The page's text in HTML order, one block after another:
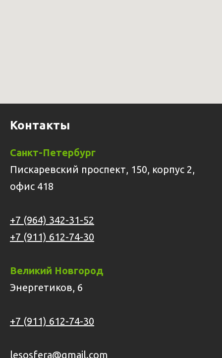
Контакты
Санкт-Петербург
Пискаревский проспект, 150, корпус 2,
офис 418
+7 (964) 342-31-52
+7 (911) 612-74-30
Великий Новгород
Энергетиков, 6
+7 (911) 612-74-30
lesosfera@gmail.com